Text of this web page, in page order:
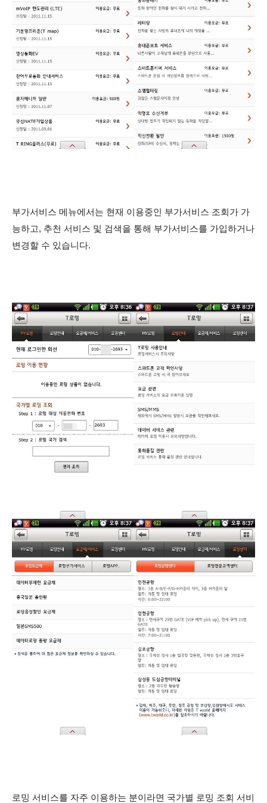
부가서비스 메뉴에서는 현재 이용중인 부가서비스 조회가 가
능하고, 추천 서비스 및 검색을 통해 부가서비스를 가입하거나
변경할 수 있습니다.
로밍 서비스를 자주 이용하는 분이라면 국가별 로밍 조회 서비